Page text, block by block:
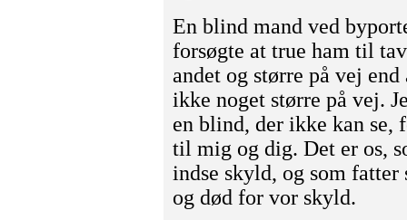
En blind mand ved
forsøgte at true ham til
andet og større på vej
ikke noget større på vej.
en blind, der ikke kan se,
til mig og dig. Det er os,
indse skyld, og som
og død for vor skyld.